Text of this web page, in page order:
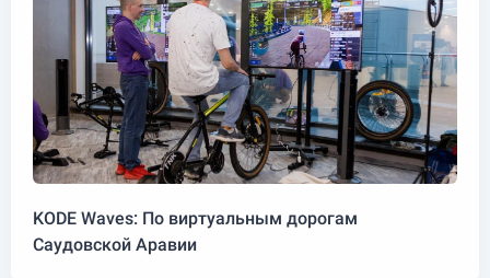
KODE Waves: По виртуальным дорогам
Саудовской Аравии